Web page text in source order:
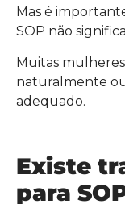
Mas é
SOP não
Muitas
naturalmente
adequado.
Existe
para